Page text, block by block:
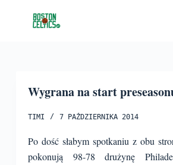
Wygrana na start
TIMI 7 PAŹDZIERNIKA 2014
Po dość słabym spotkaniu z obu
pokonują 98-78 drużynę